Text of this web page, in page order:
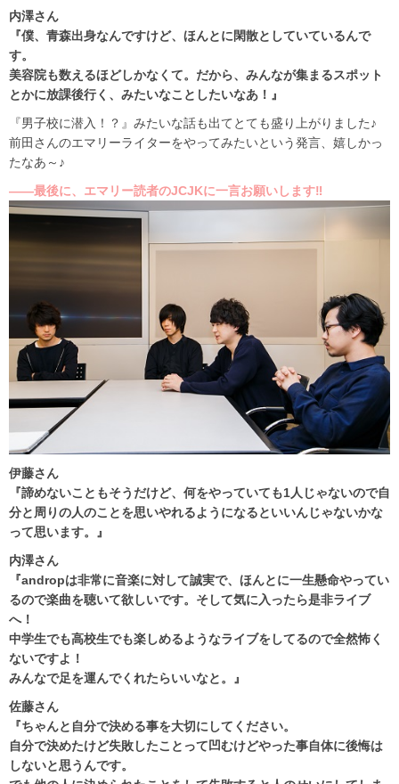
内澤さん
『僕、青森出身なんですけど、ほんとに閑散としていているんで
す。
美容院も数えるほどしかなくて。だから、みんなが集まるスポット
とかに放課後行く、みたいなことしたいなあ！』
『男子校に潜入！？』みたいな話も出てとても盛り上がりました♪
前田さんのエマリーライターをやってみたいという発言、嬉しかっ
たなあ～♪
――最後に、エマリー読者のJCJKに一言お願いします‼
伊藤さん
『諦めないこともそうだけど、何をやっていても1人じゃないので自
分と周りの人のことを思いやれるようになるといいんじゃないかな
って思います。』
内澤さん
『andropは非常に音楽に対して誠実で、ほんとに一生懸命やってい
るので楽曲を聴いて欲しいです。そして気に入ったら是非ライブ
へ！
中学生でも高校生でも楽しめるようなライブをしてるので全然怖く
ないですよ！
みんなで足を運んでくれたらいいなと。』
佐藤さん
『ちゃんと自分で決める事を大切にしてください。
自分で決めたけど失敗したことって凹むけどやった事自体に後悔は
しないと思うんです。